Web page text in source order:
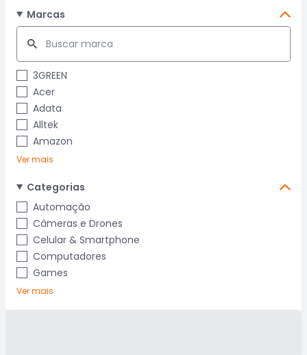
Marcas
3GREEN
Acer
Adata
Alltek
Amazon
Ver mais
Categorias
Automação
Câmeras e Drones
Celular & Smartphone
Computadores
Games
Ver mais